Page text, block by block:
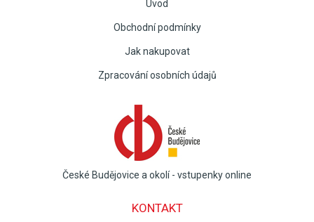
Úvod
Obchodní podmínky
Jak nakupovat
Zpracování osobních údajů
České Budějovice a okolí - vstupenky online
KONTAKT